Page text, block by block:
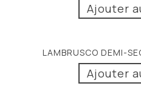
Ajouter
LAMBRUSCO DEMI-
Ajouter